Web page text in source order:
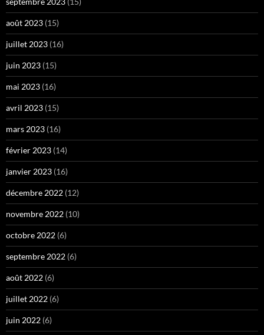
août 2023 (15)
juillet 2023 (16)
juin 2023 (15)
mai 2023 (16)
avril 2023 (15)
mars 2023 (16)
février 2023 (14)
janvier 2023 (16)
décembre 2022 (12)
novembre 2022 (10)
octobre 2022 (6)
septembre 2022 (6)
août 2022 (6)
juillet 2022 (6)
juin 2022 (6)